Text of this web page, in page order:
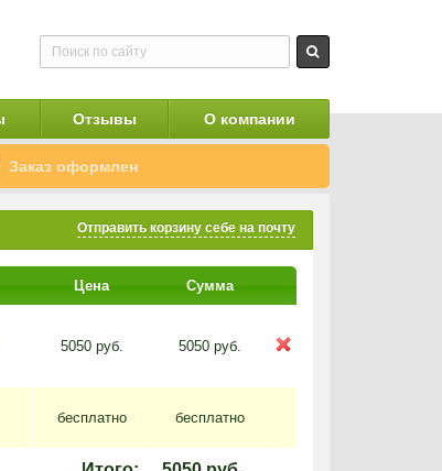
Отзывы О компании
Заказ оформлен
Отправить корзину себе на почту
Цена Сумма
5050руб. 5050 руб.
бесплатно бесплатно